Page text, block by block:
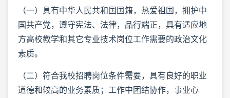
（一）具有中华人民共和国国籍，热爱祖国，拥护中
国共产党，遵守宪法、法律，品行端正，具有适应地
方高校教学和其它专业技术岗位工作需要的政治文化
素质。
（二）符合我校招聘岗位条件需要，具有良好的职业
道德和较高的业务素质；工作中团结协作，事业心